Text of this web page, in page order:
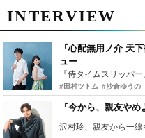
INTERVIEW
『心配無用ノ介 天
ュー
#田村ツトム #沙倉ゆうの
『今から、親友や
沢村玲、親友から一